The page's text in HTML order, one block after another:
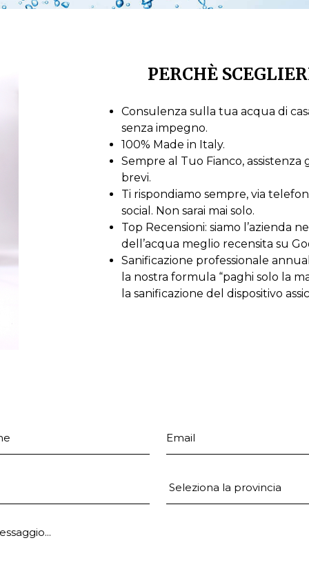
PERCHÈ
Consulenza sulla tua acqua di
senza impegno.
100% Made in Italy.
Sempre al Tuo Fianco, assistenza
brevi.
Ti rispondiamo sempre, via
social. Non sarai mai solo.
Top Recensioni: siamo l’azienda
dell’acqua meglio recensita su
Sanificazione professionale
la nostra formula “paghi solo la
la sanificazione del dispositivo